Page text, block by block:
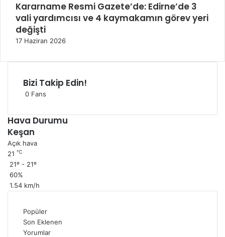
Kararname Resmi Gazete’de: Edirne’de 3
vali yardımcısı ve 4 kaymakamın görev yeri
değişti
17 Haziran 2026
Bizi Takip Edin!
0 Fans
Hava Durumu
Keşan
Açık hava
21 ℃
21º - 21º
60%
1.54 km/h
Popüler
Son Eklenen
Yorumlar